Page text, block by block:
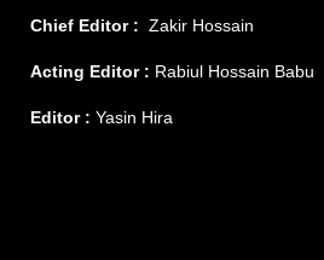
Chief Editor : Zakir Hossain
Acting Editor : Rabiul Hossain Babu
Editor : Yasin Hira